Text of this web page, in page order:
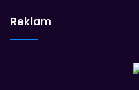
Reklam